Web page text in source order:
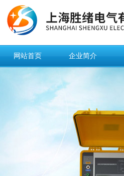
网站首页 企业简介